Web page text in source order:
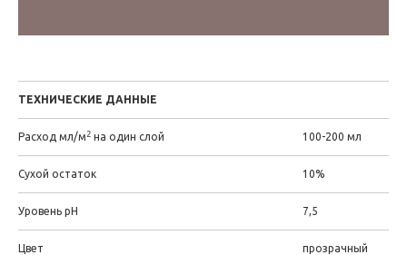
ТЕХНИЧЕСКИЕ ДАННЫЕ
Расход мл/м 2 на один слой 100-200 мл
Сухой остаток 10%
Уровень pH 7,5
Цвет прозрачный